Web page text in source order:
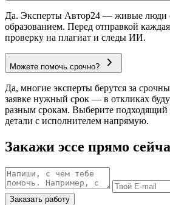
Да. Эксперты Автор24 — живые люди
образованием. Перед отправкой
проверку на плагиат и следы ИИ.
Можете помочь срочно?
Да, многие эксперты берутся за
заявке нужный срок — в откликах
разным срокам. Выберите подходящий
детали с исполнителем напрямую.
Закажи эссе прямо
Заказать работу